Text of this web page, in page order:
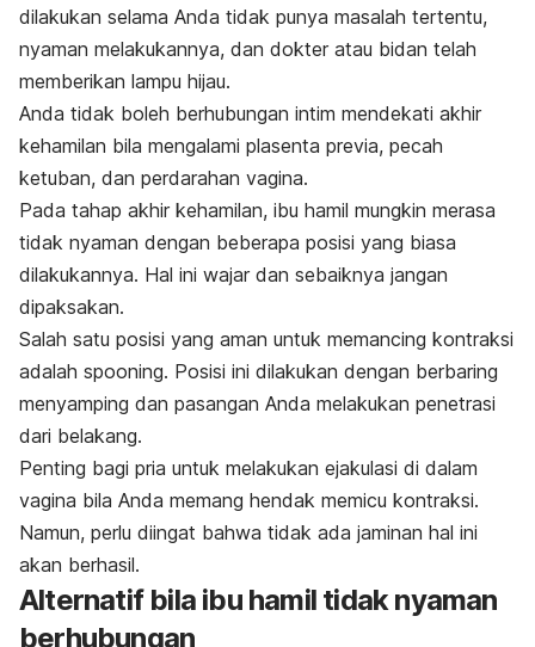
dilakukan selama Anda tidak punya masalah tertentu,
nyaman melakukannya, dan dokter atau bidan telah
memberikan lampu hijau.
Anda tidak boleh berhubungan intim mendekati akhir
kehamilan bila mengalami plasenta previa, pecah
ketuban, dan perdarahan vagina.
Pada tahap akhir kehamilan, ibu hamil mungkin merasa
tidak nyaman dengan beberapa posisi yang biasa
dilakukannya. Hal ini wajar dan sebaiknya jangan
dipaksakan.
Salah satu posisi yang aman untuk memancing kontraksi
adalah spooning. Posisi ini dilakukan dengan berbaring
menyamping dan pasangan Anda melakukan penetrasi
dari belakang.
Penting bagi pria untuk melakukan ejakulasi di dalam
vagina bila Anda memang hendak memicu kontraksi.
Namun, perlu diingat bahwa tidak ada jaminan hal ini
akan berhasil.
Alternatif bila ibu hamil tidak nyaman
berhubungan